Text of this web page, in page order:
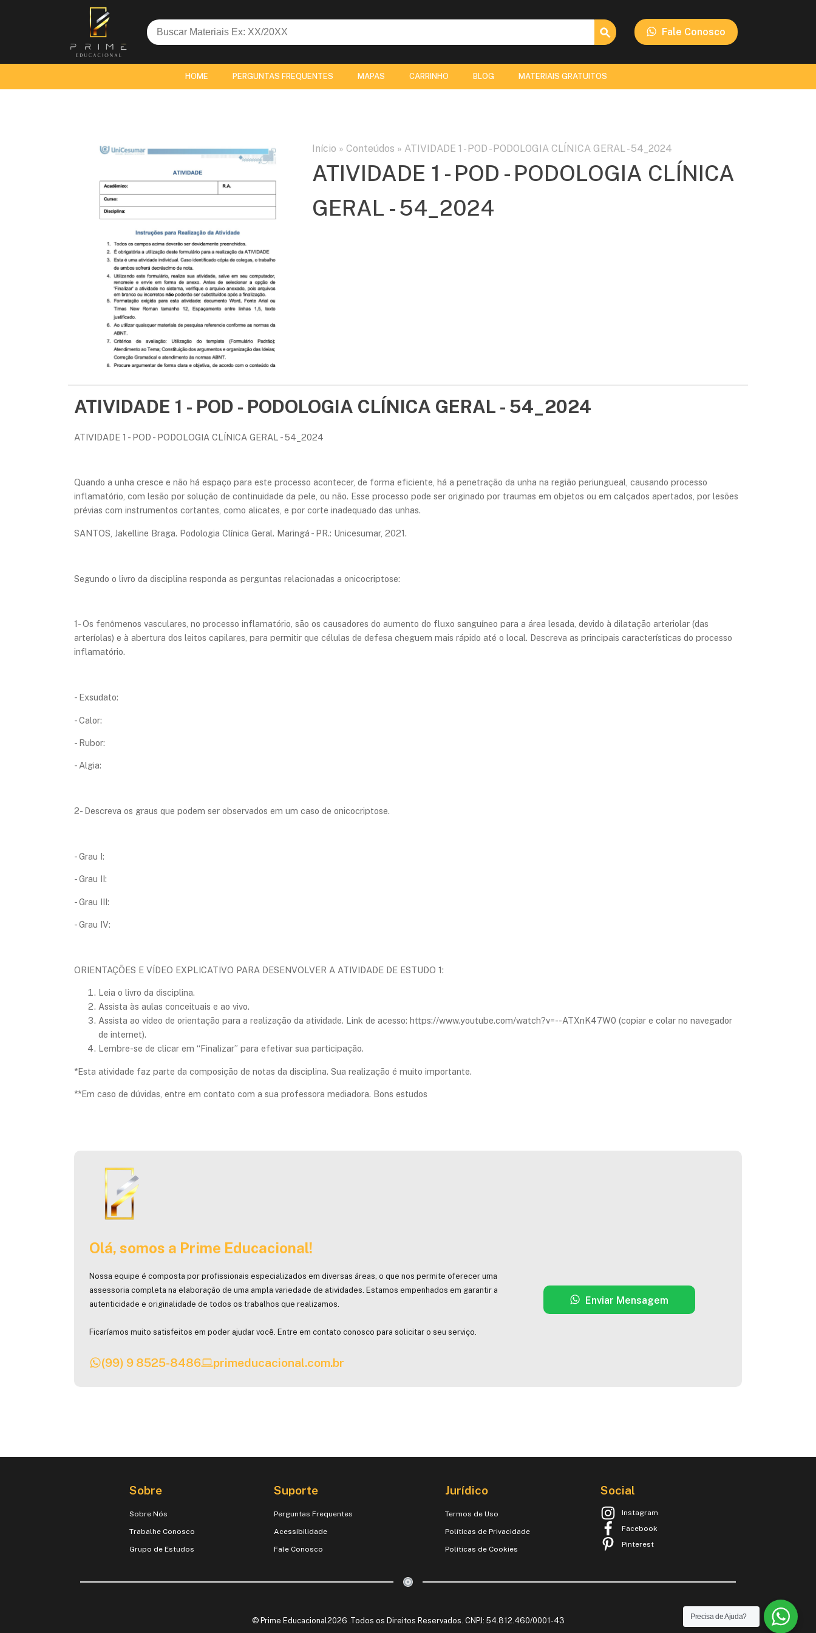
Search
for:
Search Button
Fale Conosco
HOME PERGUNTAS FREQUENTES MAPAS CARRINHO BLOG MATERIAIS GRATUITOS
Início » Conteúdos » ATIVIDADE 1 - POD - PODOLOGIA CLÍNICA GERAL - 54_2024
ATIVIDADE 1 - POD - PODOLOGIA CLÍNICA
GERAL - 54_2024
ATIVIDADE 1 - POD - PODOLOGIA CLÍNICA GERAL - 54_2024
ATIVIDADE 1 - POD - PODOLOGIA CLÍNICA GERAL - 54_2024
Quando a unha cresce e não há espaço para este processo acontecer, de forma eficiente, há a penetração da unha na região periungueal, causando processo
inflamatório, com lesão por solução de continuidade da pele, ou não. Esse processo pode ser originado por traumas em objetos ou em calçados apertados, por lesões
prévias com instrumentos cortantes, como alicates, e por corte inadequado das unhas.
SANTOS, Jakelline Braga. Podologia Clínica Geral. Maringá - PR.: Unicesumar, 2021.
​Segundo o livro da disciplina responda as perguntas relacionadas a onicocriptose:
​1- Os fenômenos vasculares, no processo inflamatório, são os causadores do aumento do fluxo sanguíneo para a área lesada, devido à dilatação arteriolar (das
arteríolas) e à abertura dos leitos capilares, para permitir que células de defesa cheguem mais rápido até o local. Descreva as principais características do processo
inflamatório.
- Exsudato:
- Calor:
- Rubor:
- Algia:
2- Descreva os graus que podem ser observados em um caso de onicocriptose.
- Grau I:
- Grau II:
- Grau III:
- Grau IV:
ORIENTAÇÕES E VÍDEO EXPLICATIVO PARA DESENVOLVER A ATIVIDADE DE ESTUDO 1:
Leia o livro da disciplina.
Assista às aulas conceituais e ao vivo.
Assista ao vídeo de orientação para a realização da atividade. Link de acesso: https://www.youtube.com/watch?v=--ATXnK47W0 (copiar e colar no navegador
de internet).
Lembre-se de clicar em “Finalizar” para efetivar sua participação.
*Esta atividade faz parte da composição de notas da disciplina. Sua realização é muito importante.
**Em caso de dúvidas, entre em contato com a sua professora mediadora. Bons estudos
Olá, somos a Prime Educacional!
Nossa equipe é composta por profissionais especializados em diversas áreas, o que nos permite oferecer uma
assessoria completa na elaboração de uma ampla variedade de atividades. Estamos empenhados em garantir a
autenticidade e originalidade de todos os trabalhos que realizamos.
Ficaríamos muito satisfeitos em poder ajudar você. Entre em contato conosco para solicitar o seu serviço.
(99) 9 8525-8486 primeducacional.com.br
Enviar Mensagem
Sobre
Sobre Nós
Trabalhe Conosco
Grupo de Estudos
Suporte
Perguntas Frequentes
Acessibilidade
Fale Conosco
Jurídico
Termos de Uso
Políticas de Privacidade
Políticas de Cookies
Social
Instagram
Facebook
Pinterest
© Prime Educacional2026 .Todos os Direitos Reservados. CNPJ: 54.812.460/0001-43 Precisa de Ajuda?